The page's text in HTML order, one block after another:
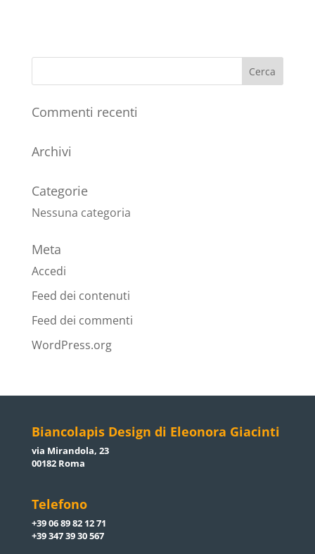
Commenti recenti
Archivi
Categorie
Nessuna categoria
Meta
Accedi
Feed dei contenuti
Feed dei commenti
WordPress.org
Biancolapis Design di Eleonora Giacinti
via Mirandola, 23
00182 Roma
Telefono
+39 06 89 82 12 71
+39 347 39 30 567